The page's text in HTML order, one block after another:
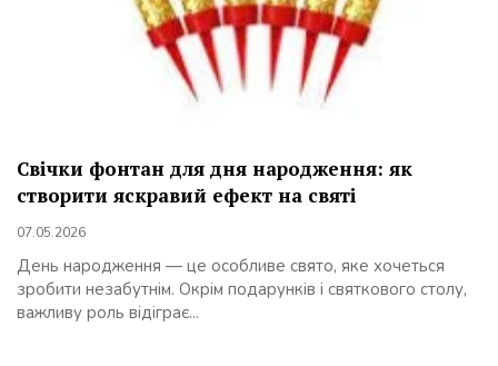
Свічки фонтан для дня народження: як
створити яскравий ефект на святі
07.05.2026
День народження — це особливе свято, яке хочеться
зробити незабутнім. Окрім подарунків і святкового столу,
важливу роль відіграє...